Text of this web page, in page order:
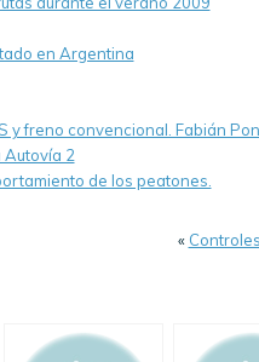
en Argentina
y freno convencional. Fabián
Autovía 2
de los peatones.
«